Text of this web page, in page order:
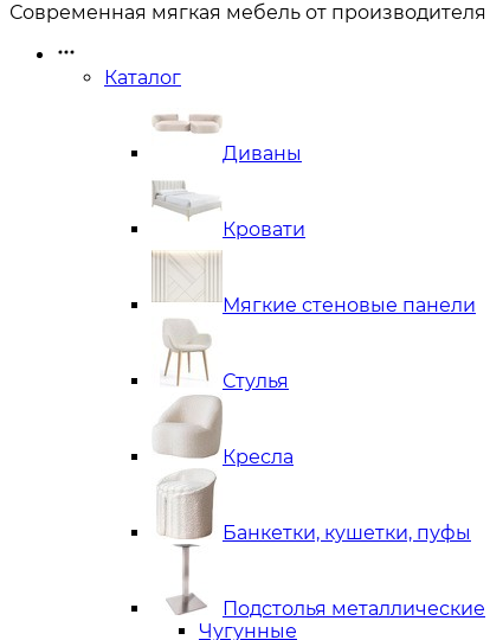
Современная мягкая мебель от
Каталог
Диваны
Кровати
Мягкие стеновые панели
Стулья
Кресла
Банкетки, кушетки, пуфы
Подстолья металлические
Чугунные